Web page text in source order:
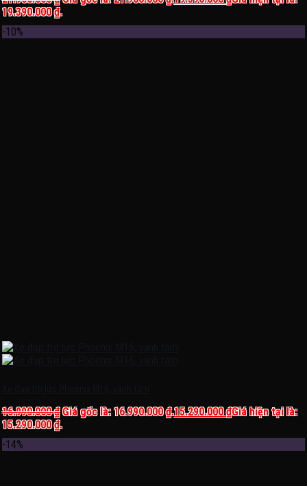
19.390.000 ₫.
-10%
16.990.000₫ Giá gốc là: 16.990.000 ₫.15.290.000₫Giá hiện tại là:
15.290.000 ₫.
-14%